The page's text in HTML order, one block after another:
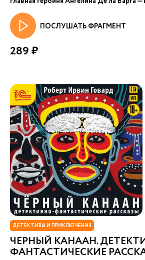
ПОСЛУШАТЬ ФРАГМЕНТ
289 ₽
ДЕТЕКТИВЫ И ПРИКЛЮЧЕНИЯ
ЧЕРНЫЙ КАНААН.
ФАНТАСТИЧЕСКИЕ